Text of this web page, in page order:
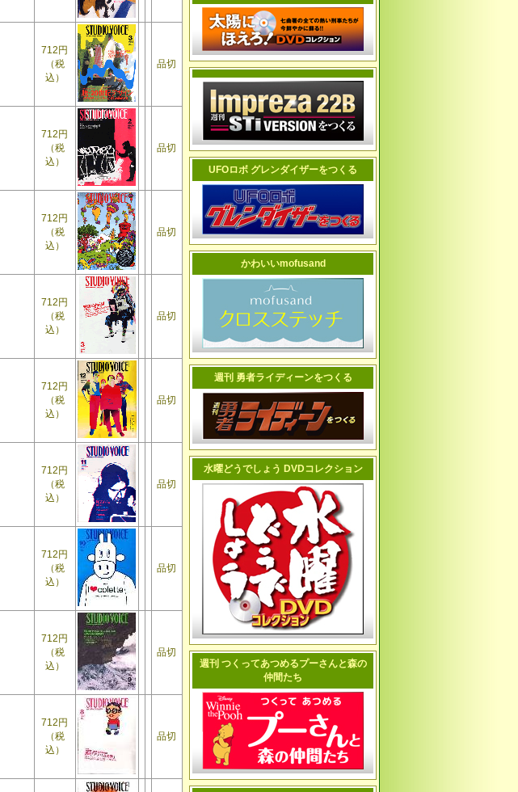
712円
（税
込）
品切
712円
（税
込）
品切
712円
（税
込）
品切
712円
（税
込）
品切
712円
（税
込）
品切
712円
（税
込）
品切
712円
（税
込）
品切
712円
（税
込）
品切
712円
（税
込）
品切
UFOロボ グレンダイザーをつくる
かわいいmofusand
週刊 勇者ライディーンをつくる
水曜どうでしょう DVDコレクション
週刊 つくってあつめるプーさんと森の
仲間たち